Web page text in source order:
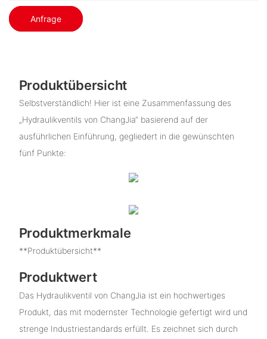
Anfrage
Produktübersicht
Selbstverständlich! Hier ist eine Zusammenfassung des
„Hydraulikventils von ChangJia“ basierend auf der
ausführlichen Einführung, gegliedert in die gewünschten
fünf Punkte:
Produktmerkmale
**Produktübersicht**
Produktwert
Das Hydraulikventil von ChangJia ist ein hochwertiges
Produkt, das mit modernster Technologie gefertigt wird und
strenge Industriestandards erfüllt. Es zeichnet sich durch